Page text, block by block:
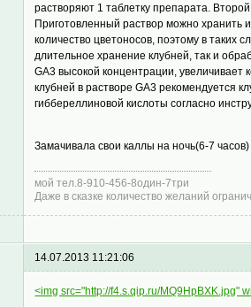
растворяют 1 таблетку препарата.
Приготовленный раствор можно хранить
количество цветоносов, поэтому в таких
длительное хранение клубней, так и
GA3 высокой концентрации, увеличивает
клубней в растворе GA3 рекомендуется
гиббереллиновой кислоты согласно
Замачивала свои каллы на ночь(6-7
мой тел.8-910-456-8один-7три
Даже в сказке количество желаний
14.07.2013 11:21:06
<img src="http://f4.s.qip.ru/MQ9HpBXK.jpg"